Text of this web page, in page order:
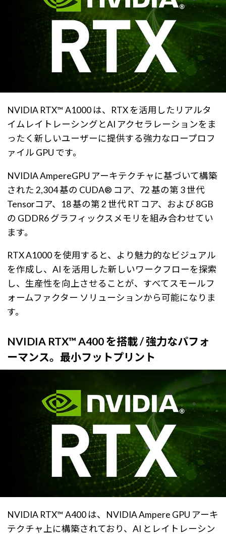
NVIDIA RTX™ A1000 は、RTX を活用したリアルタ
イムレイトレーシングとAI アクセラレーションをま
ったく新しいユーザーに提供する強力なロープロフ
ァイル GPU です。
NVIDIA AmpereGPU アーキテクチャに基づいて構築
された 2,304 基の CUDA® コア、72 基の第 3 世代
Tensorコア、18 基の第 2 世代 RT コア、および 8GB
の GDDR6 グラフィックスメモリを組み合わせてい
ます。
RTX A1000 を使用すると、より魅力的なビジュアル
を作成し、AI を活用した新しいワークフローを探索
し、生産性を向上させることが、すべてスモールフ
ォームファクター ソリューションから可能になりま
す。
NVIDIA RTX™ A400 を搭載 / 強力なパフォ
ーマンス。最小フットプリント
NVIDIA RTX™ A400 は、NVIDIA Ampere GPU アーキ
テクチャ上に構築されており、AI とレイトレーシン